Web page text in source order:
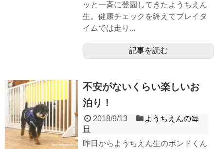
ッと一斉に登園してきたようちえん
生。健康チェックを終えてプレイタ
イムでは走り...
記事を読む
不安がないくらい楽しいお
泊り！
2018/9/13
ようちえんの毎
日
昨日からようちえん生のボンドくん